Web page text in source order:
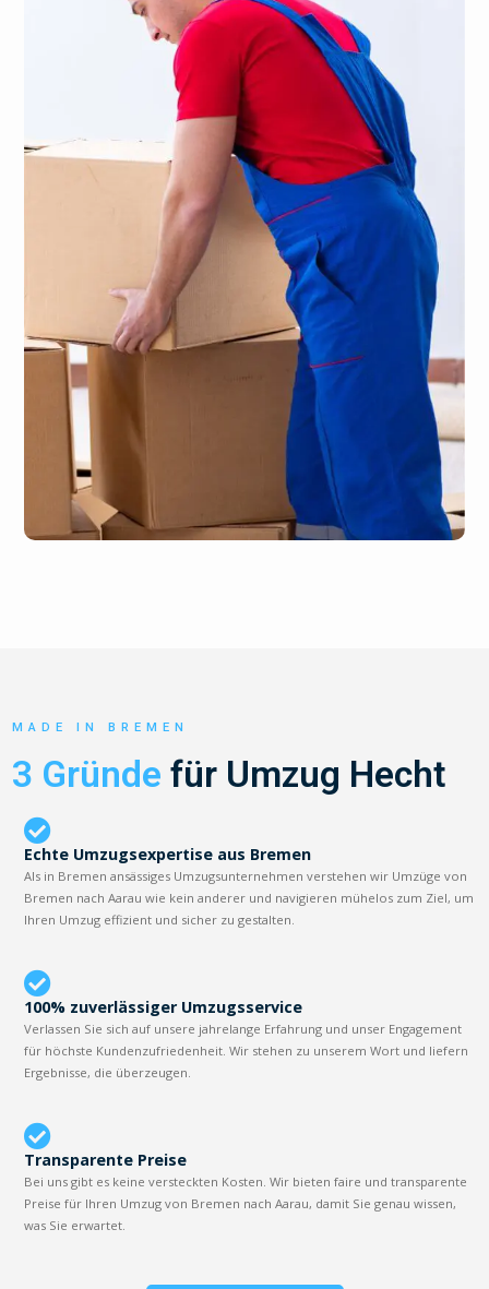
MADE IN BREMEN
3 Gründe für Umzug Hecht
Echte Umzugsexpertise aus Bremen
Als in Bremen ansässiges Umzugsunternehmen verstehen wir Umzüge von
Bremen nach Aarau wie kein anderer und navigieren mühelos zum Ziel, um
Ihren Umzug effizient und sicher zu gestalten.
100% zuverlässiger Umzugsservice
Verlassen Sie sich auf unsere jahrelange Erfahrung und unser Engagement
für höchste Kundenzufriedenheit. Wir stehen zu unserem Wort und liefern
Ergebnisse, die überzeugen.
Transparente Preise
Bei uns gibt es keine versteckten Kosten. Wir bieten faire und transparente
Preise für Ihren Umzug von Bremen nach Aarau, damit Sie genau wissen,
was Sie erwartet.